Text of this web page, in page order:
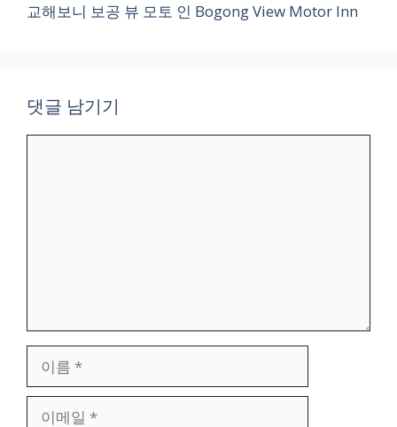
교해보니 보공 뷰 모토 인 Bogong View Motor Inn
댓글 남기기